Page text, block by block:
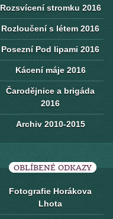
Rozsvícení stromku 2016
Rozloučení s létem 2016
Posezní Pod lipami 2016
Kácení máje 2016
Čarodějnice a brigáda
2016
Archiv 2010-2015
OBLÍBENÉ ODKAZY
Fotografie Horákova
Lhota